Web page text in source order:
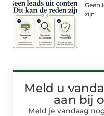
Geen
zijn
Meld u
aan bij
Meld je vandaag